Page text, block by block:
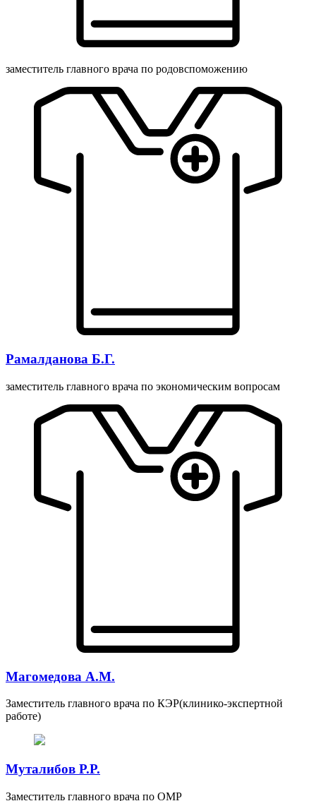
заместитель главного врача по родовспоможению
Рамалданова Б.Г.
заместитель главного врача по экономическим вопросам
Магомедова А.М.
Заместитель главного врача по КЭР(клинико-экспертной
работе)
Муталибов Р.Р.
Заместитель главного врача по ОМР